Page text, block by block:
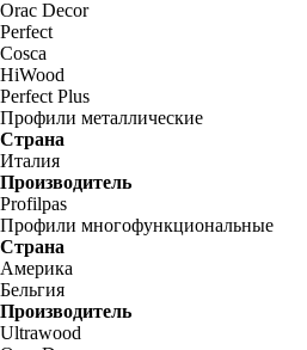
Orac Decor
Perfect
Cosca
HiWood
Perfect Plus
Профили металлические
Страна
Италия
Производитель
Profilpas
Профили многофункциональные
Страна
Америка
Бельгия
Производитель
Ultrawood